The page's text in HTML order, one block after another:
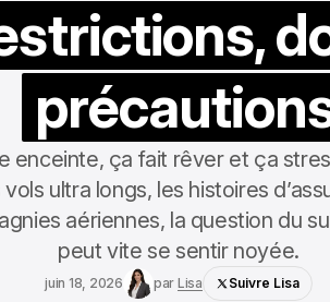
enceinte, ça fait rêver et ça
vols ultra longs, les histoires
aériennes, la question du
peut vite se sentir noyée.
juin 18, 2026 par Lisa Suivre Lisa